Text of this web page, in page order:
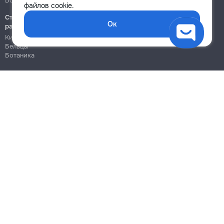
файлов cookie.
Ок
Строительно-монтажные
работы
Кишинёв
Бельцы
Ботаника